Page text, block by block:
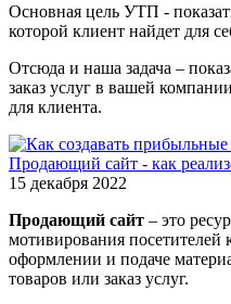
Основная цель УТП -
которой клиент найдет для
Отсюда и наша задача –
заказ услуг в вашей
для клиента.
Продающий сайт - как
15 декабря 2022
Продающий сайт – это
мотивирования
оформлении и подаче
товаров или заказ услуг.